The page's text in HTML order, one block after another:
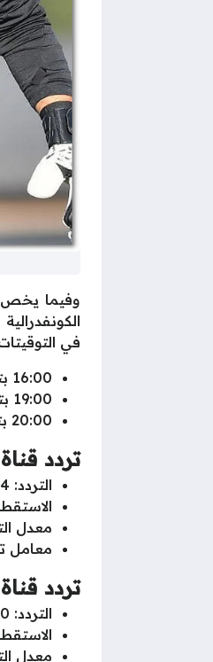
وفيما يخص
في التوقيتات
16:00 بتوقيت المغرب
19:00 بتوقيت السعودية
20:00 بتوقيت الإمارات
تردد قناة BEIN SPORTS 8 HD على نايل سات
التردد: 11054
معدل
معامل
تردد قناة BEIN SPORTS 8 HD على سهيل سات
التردد: 10810
معدل